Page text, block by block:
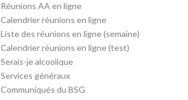
Réunions AA en ligne
Calendrier réunions en ligne
Liste des réunions en ligne (semaine)
Calendrier réunions en ligne (test)
Serais-je alcoolique
Services généraux
Communiqués du BSG